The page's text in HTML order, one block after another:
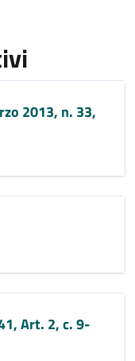
2013, n. 33,
Art. 2, c. 9-